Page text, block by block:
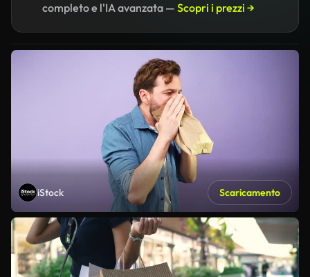
completo e l'IA avanzata — Scopri i prezzi →
iStock Scaricamento